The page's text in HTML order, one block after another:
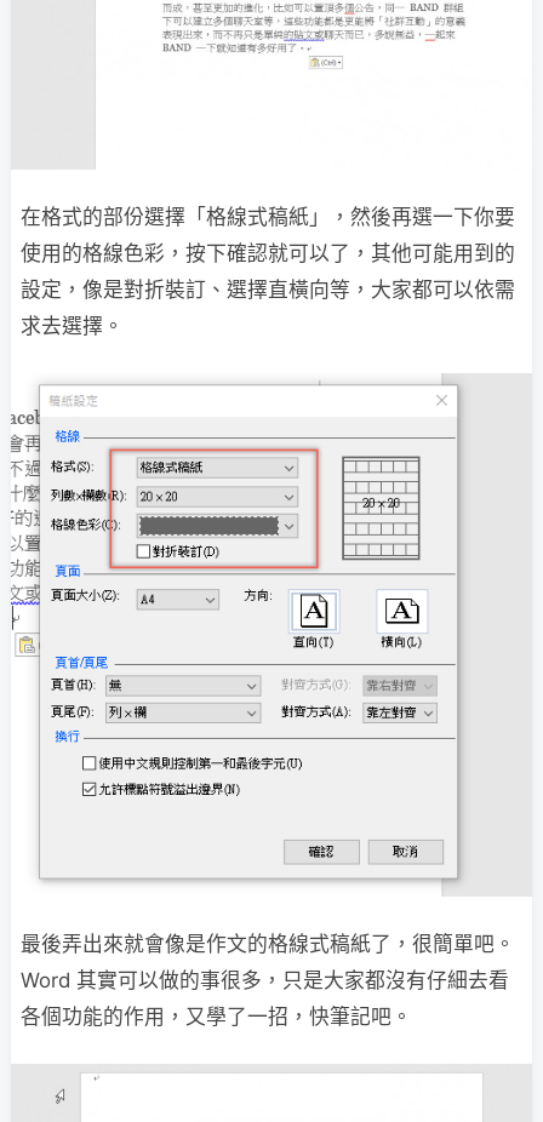
在格式的部份選擇「格線式稿紙」，然後再選一下你要
使用的格線色彩，按下確認就可以了，其他可能用到的
設定，像是對折裝訂、選擇直橫向等，大家都可以依需
求去選擇。
最後弄出來就會像是作文的格線式稿紙了，很簡單吧。
Word 其實可以做的事很多，只是大家都沒有仔細去看
各個功能的作用，又學了一招，快筆記吧。